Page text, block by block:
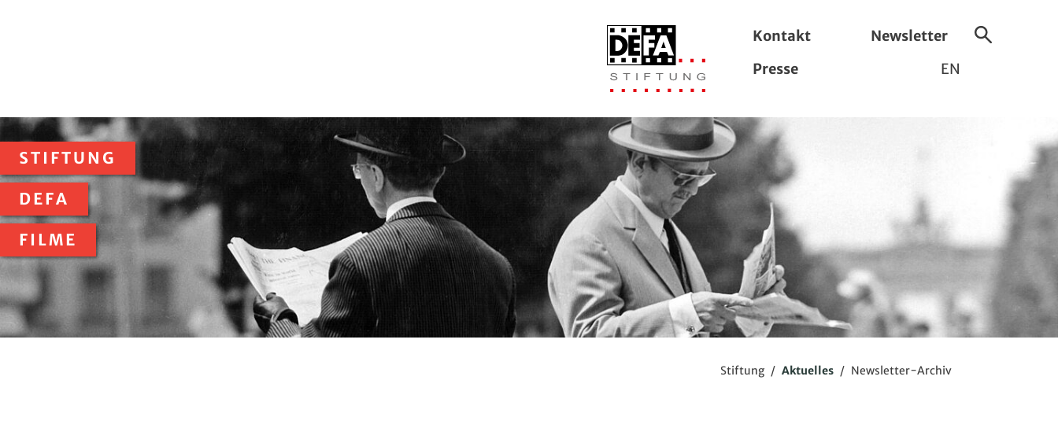
STIFTUNG
DEFA
FILME
Kontakt
Newsletter
Presse
EN
Stiftung / Aktuelles / Newsletter-Archiv